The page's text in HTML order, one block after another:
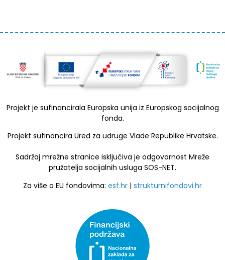
Projekt je sufinancirala Europska unija iz Europskog socijalnog
fonda.
Projekt sufinancira Ured za udruge Vlade Republike Hrvatske.
Sadržaj mrežne stranice isključiva je odgovornost Mreže
pružatelja socijalnih usluga SOS-NET.
Za više o EU fondovima: esf.hr | strukturnifondovi.hr